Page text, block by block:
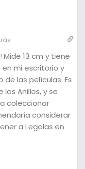
Mide 13 cm y tiene
mi escritorio y
las películas. Es
los Anillos, y se
coleccionar
considerar
a Legolas en